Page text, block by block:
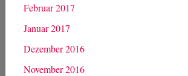
Februar 2017
Januar 2017
Dezember 2016
November 2016